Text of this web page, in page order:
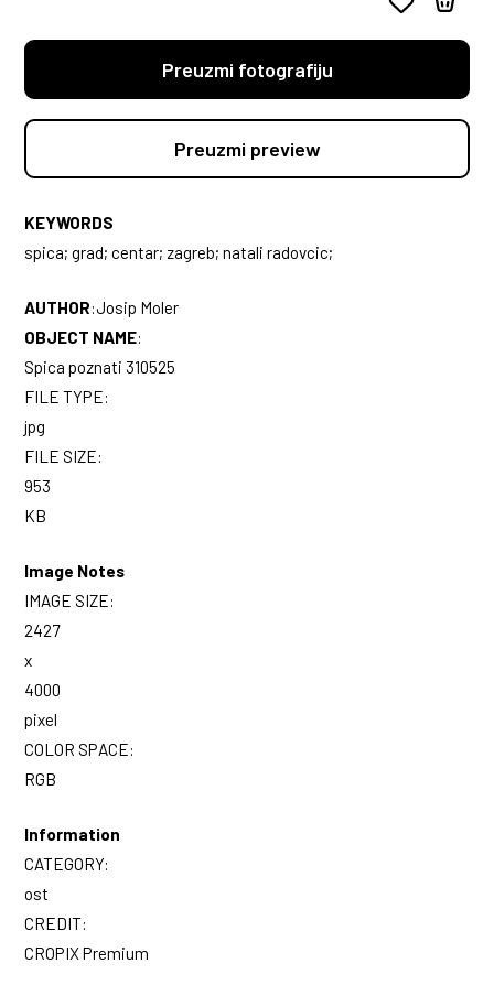
Preuzmi fotografiju
Preuzmi preview
KEYWORDS
spica; grad; centar; zagreb; natali radovcic;
AUTHOR:Josip Moler
OBJECT NAME:
Spica poznati 310525
FILE TYPE:
jpg
FILE SIZE:
953
KB
Image Notes
IMAGE SIZE:
2427
x
4000
pixel
COLOR SPACE:
RGB
Information
CATEGORY:
ost
CREDIT:
CROPIX Premium